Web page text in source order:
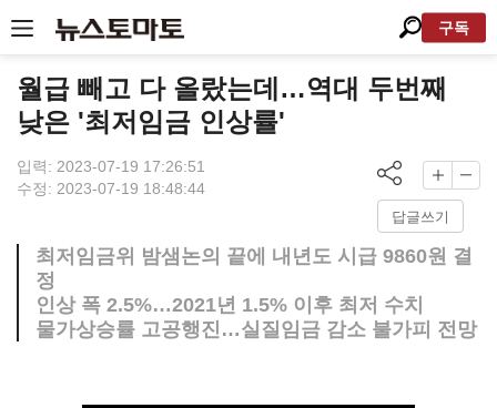
구독
월급 빼고 다 올랐는데…역대 두번째
낮은 '최저임금 인상률'
입력: 2023-07-19 17:26:51
수정: 2023-07-19 18:48:44
답글쓰기
최저임금위 밤샘논의 끝에 내년도 시급 9860원 결
정
인상 폭 2.5%…2021년 1.5% 이후 최저 수치
물가상승률 고공행진…실질임금 감소 불가피 전망